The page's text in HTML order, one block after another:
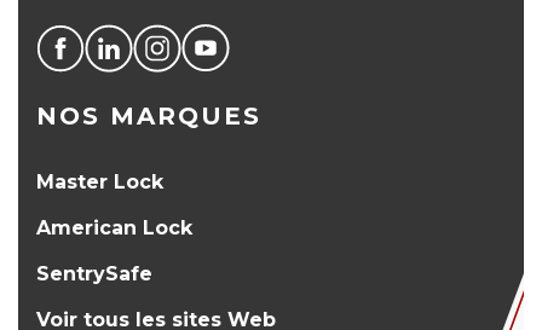
NOS MARQUES
Master Lock
American Lock
SentrySafe
Voir tous les sites Web